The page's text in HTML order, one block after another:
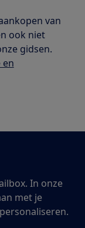
van
ook niet
gidsen.
en
In onze
met je